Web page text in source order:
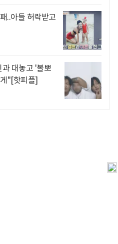
..아들 허락받고
과 대놓고 '볼뽀
"[핫피플]